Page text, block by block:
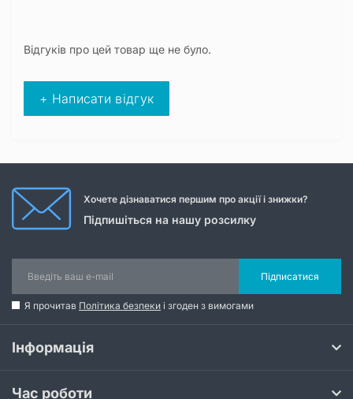
Відгуків про цей товар ще не було.
+ Написати відгук
Хочете дізнаватися першим про акції і знижки?
Підпишіться на нашу розсилку
Підписатися
Я прочитав Політика безпеки і згоден з вимогами
Інформація
Час роботи